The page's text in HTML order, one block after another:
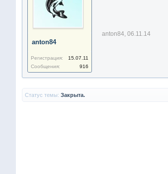
anton84
Регистрация:
15.07.11
Сообщения:
916
anton84, 06.11.14
Статус темы: Закрыта.